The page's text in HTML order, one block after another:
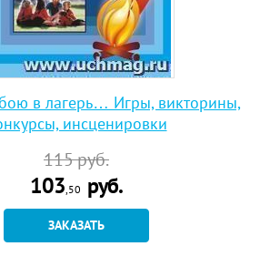
в лагерь… Игры, викторины,
инсценировки
115руб.
103,50 руб.
ЗАКАЗАТЬ